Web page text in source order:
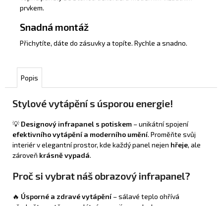
prvkem.
Snadná montáž
Přichytíte, dáte do zásuvky a topíte. Rychle a snadno.
Popis
Stylové vytápění s úsporou energie!
💡 Designový infrapanel s potiskem – unikátní spojení
efektivního vytápění a moderního umění. Proměňte svůj
interiér v elegantní prostor, kde každý panel nejen hřeje, ale
zároveň krásně vypadá.
Proč si vybrat náš obrazový infrapanel?
🔥 Úsporné a zdravé vytápění – sálavé teplo ohřívá